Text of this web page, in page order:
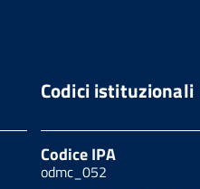
Codici istituzionali
Codice IPA
odmc_052